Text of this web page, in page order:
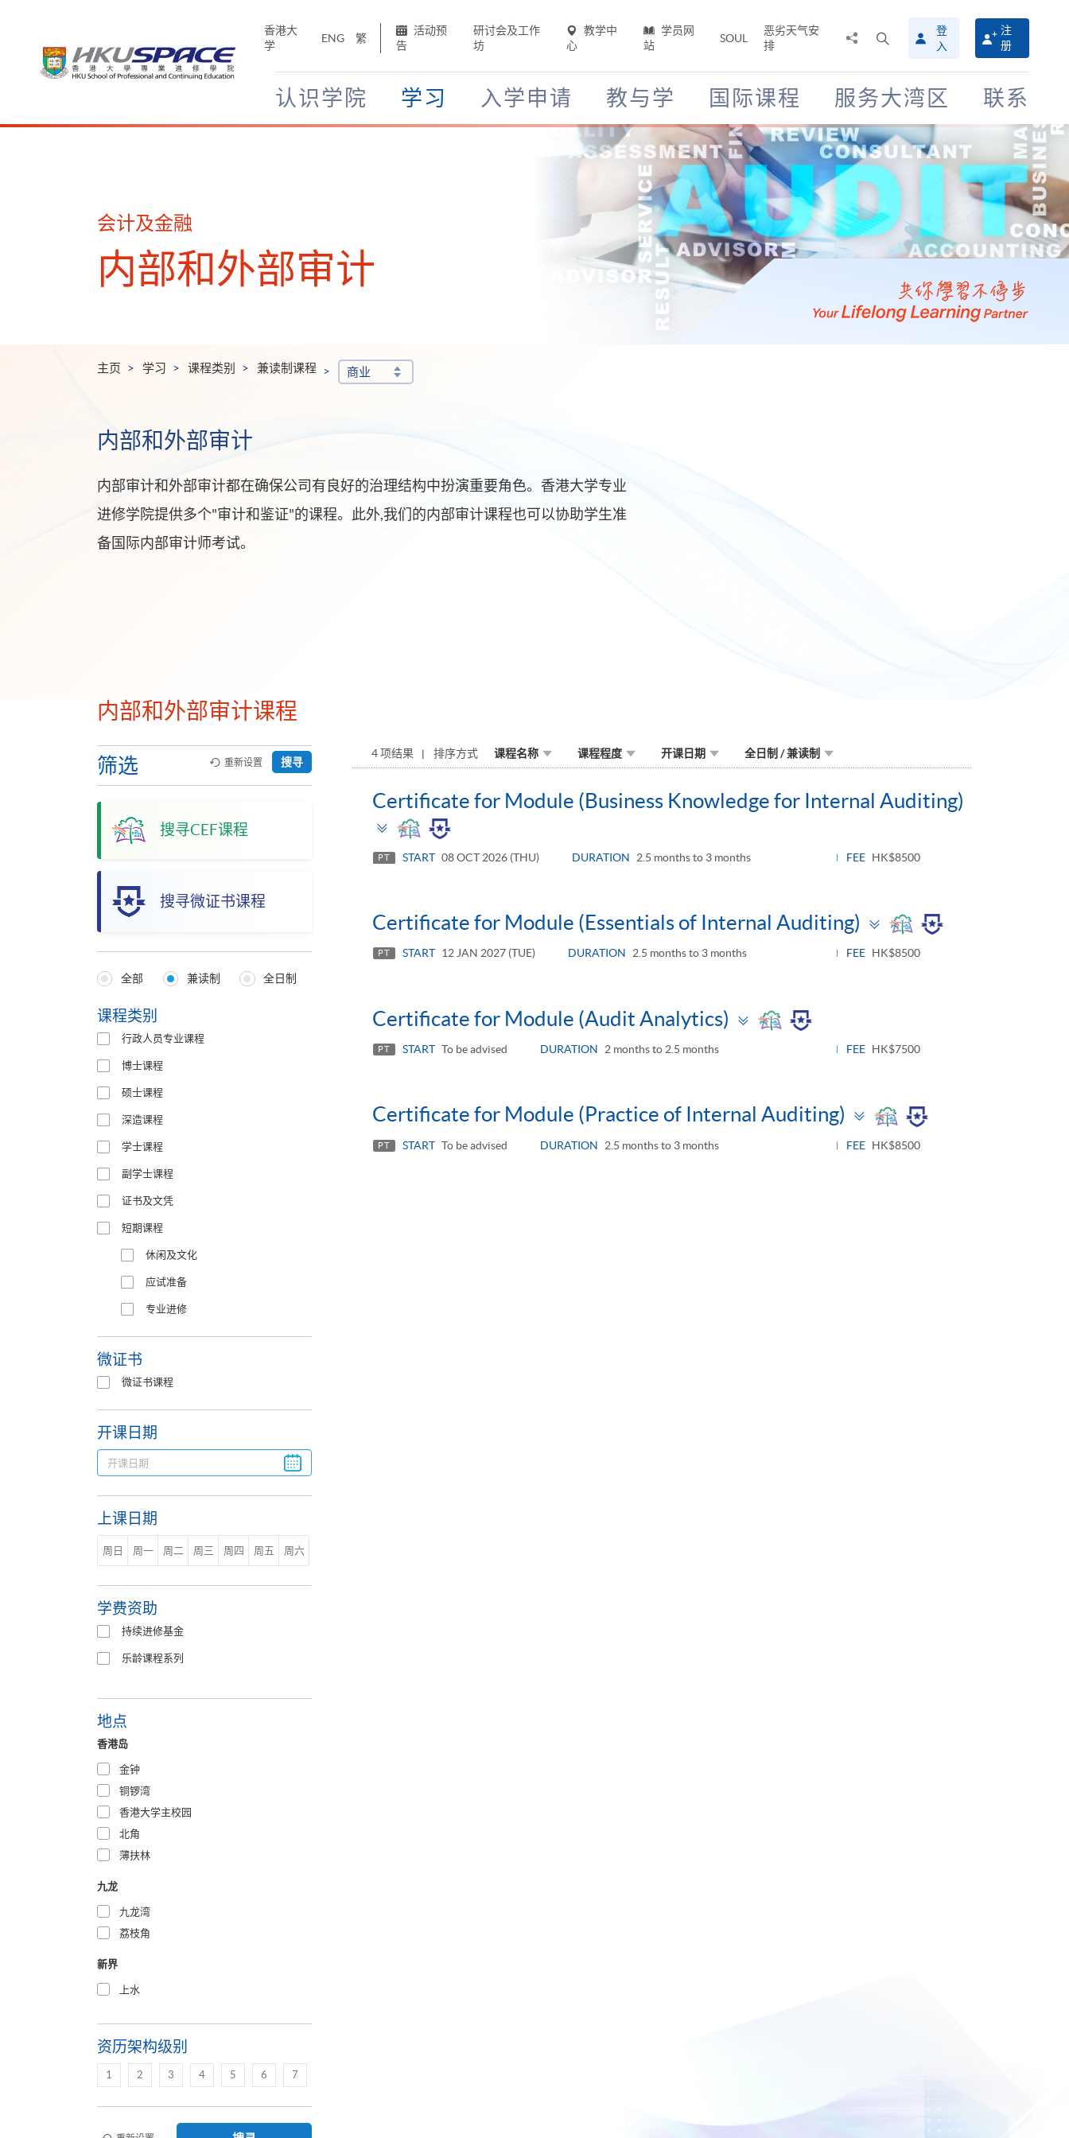
香港大
学
ENG 繁
活动预
告
研讨会及工作
坊
教学中
心
学员网
站
SOUL
恶劣天气安
排
搜
寻
介
面
登
入
注
册
认识学院 学习 入学申请 教与学 国际课程 服务大湾区 联系
Main
会计及金融
内部和外部审计
主页 学习 课程类别 兼读制课程 商业
内部和外部审计
内部审计和外部审计都在确保公司有良好的治理结构中扮演重要角色。香港大学专业
进修学院提供多个"审计和鉴证"的课程。此外,我们的内部审计课程也可以协助学生准
备国际内部审计师考试。
内部和外部审计课程
筛选
搜寻CEF课程
搜寻微证书课程
重新设置 搜寻
Programmes
Type
全部 兼读制 全日制
课程类别
行政人员专业课程
博士课程
硕士课程
深造课程
学士课程
副学士课程
证书及文凭
短期课程
休闲及文化
应试准备
专业进修
微证书
微证书课程
开课日期
上课日期
周日 周一 周二 周三 周四 周五 周六
学费资助
持续进修基金
乐龄课程系列
地点
香港岛
金钟
铜锣湾
香港大学主校园
北角
薄扶林
九龙
九龙湾
荔枝角
新界
上水
资历架构级别
1 2 3 4 5 6 7
4 项结果 排序方式 课程名称 课程程度 开课日期 全日制 / 兼读制
Certificate for Module (Business Knowledge for Internal Auditing)
Toggle
panel
PT START 08 OCT 2026 (THU) DURATION 2.5 months to 3 months FEE HK$8500
Certificate for Module (Essentials of Internal Auditing)
Toggle
panel
PT START 12 JAN 2027 (TUE) DURATION 2.5 months to 3 months FEE HK$8500
Certificate for Module (Audit Analytics)
Toggle
PT START To be advised DURATION 2 months to 2.5 months FEE HK$7500
Certificate for Module (Practice of Internal Auditing)
Toggle
panel
PT START To be advised DURATION 2.5 months to 3 months FEE HK$8500